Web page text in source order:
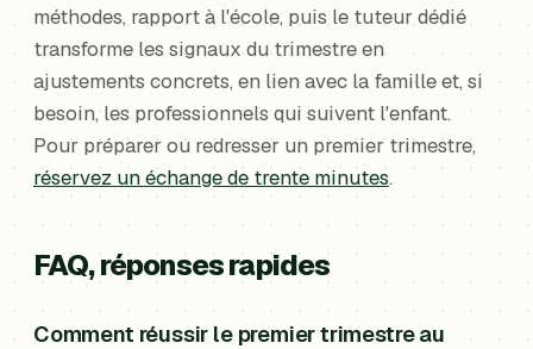
méthodes, rapport à l'école, puis le tuteur dédié
transforme les signaux du trimestre en
ajustements concrets, en lien avec la famille et, si
besoin, les professionnels qui suivent l'enfant.
Pour préparer ou redresser un premier trimestre,
réservez un échange de trente minutes.
FAQ, réponses rapides
Comment réussir le premier trimestre au